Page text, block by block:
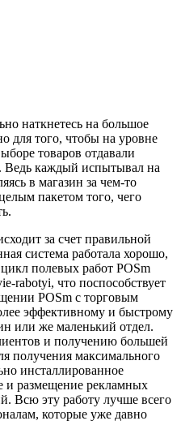
наткнетесь на большое
для того, чтобы на уровне
товаров отдавали
Ведь каждый испытывал на
в магазин за чем-то
пакетом того, чего
за счет правильной
система работала хорошо,
полевых работ POSm
rabotyi, что поспособствует
POSm с торговым
эффективному и быстрому
или же маленький отдел.
и получению большей
получения максимального
инсталлированное
и размещение рекламных
Всю эту работу лучше всего
которые уже давно